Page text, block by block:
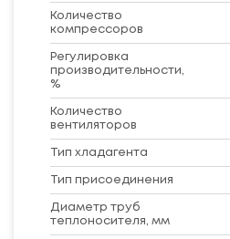
Количество
компрессоров
Регулировка
производительности,
%
Количество
вентиляторов
Тип хладагента
Тип присоединения
Диаметр труб
теплоносителя, мм